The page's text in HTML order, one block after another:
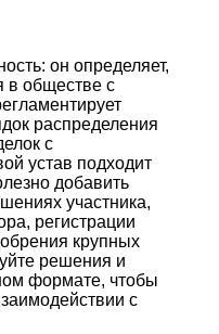
он определяет,
в обществе с
распределения
с
устав подходит
добавить
участника,
регистрации
крупных
решения и
формате, чтобы
с